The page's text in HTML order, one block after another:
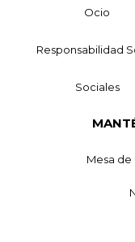
Ocio
Responsabilidad
Sociales
Mesa